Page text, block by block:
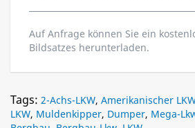
Auf Anfrage können Sie ein
Bildsatzes herunterladen.
Tags: 2-Achs-LKW, Amerikanischer
LKW, Muldenkipper, Dumper, Mega-